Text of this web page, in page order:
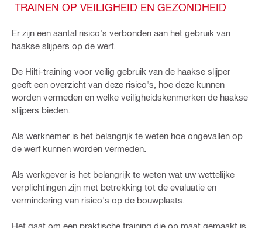
TRAINEN OP VEILIGHEID EN GEZONDHEID
Er zijn een aantal risico's verbonden aan het gebruik van
haakse slijpers op de werf.
De Hilti-training voor veilig gebruik van de haakse slijper
geeft een overzicht van deze risico's, hoe deze kunnen
worden vermeden en welke veiligheidskenmerken de haakse
slijpers bieden.
Als werknemer is het belangrijk te weten hoe ongevallen op
de werf kunnen worden vermeden.
Als werkgever is het belangrijk te weten wat uw wettelijke
verplichtingen zijn met betrekking tot de evaluatie en
vermindering van risico's op de bouwplaats.
Het gaat om een praktische training die op maat gemaakt is